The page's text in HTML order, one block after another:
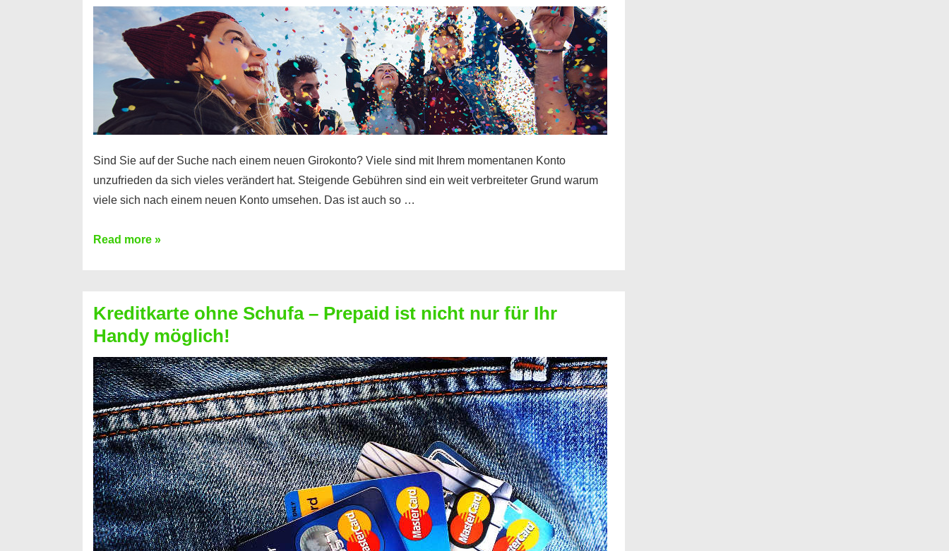
Kredit
ohne
Einkommensnachweis
Sind Sie auf der Suche nach einem neuen Girokonto? Viele sind mit Ihrem momentanen Konto
unzufrieden da sich vieles verändert hat. Steigende Gebühren sind ein weit verbreiteter Grund warum
viele sich nach einem neuen Konto umsehen. Das ist auch so …
Konto
Neueröffnung
trotz
Schufaeintrag
möglich
Read more »
Kreditkarte ohne Schufa – Prepaid ist nicht nur für Ihr
Handy möglich!